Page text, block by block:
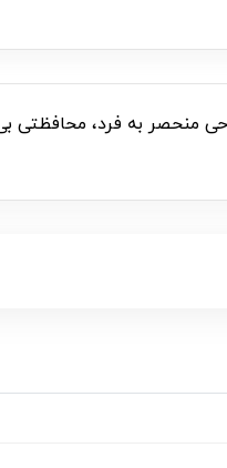
منحصر به فرد، محافظتی